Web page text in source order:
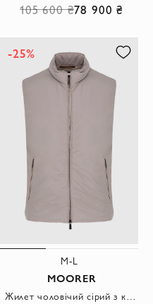
105 600 ₴78 900 ₴
-25%
M-L
MOORER
Жилет чоловічий сірий з кишенями на блискавці